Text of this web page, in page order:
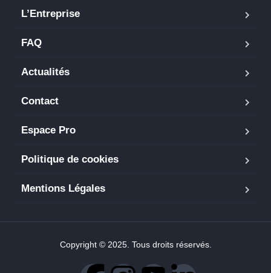
L’Entreprise
FAQ
Actualités
Contact
Espace Pro
Politique de cookies
Mentions Légales
Copyright © 2025. Tous droits réservés.